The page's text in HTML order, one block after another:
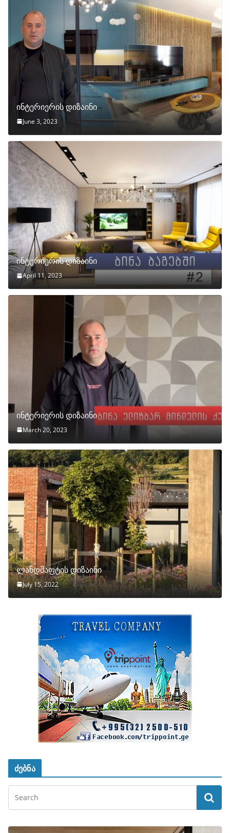
ინტერიერის დიზაინი
June 3, 2023
ინტერიერის დიზაინი
April 11, 2023
ინტერიერის დიზაინი
March 20, 2023
ლანდშაფტის დიზაინი
July 15, 2022
ძებნა